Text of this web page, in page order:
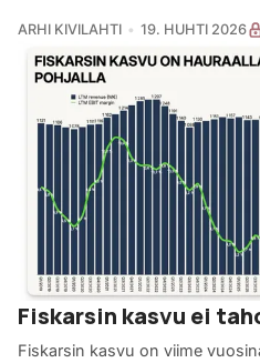
ARHI KIVILAHTI 19. HUHTI 2026
Fiskarsin kasvu ei
Fiskarsin kasvu on viime